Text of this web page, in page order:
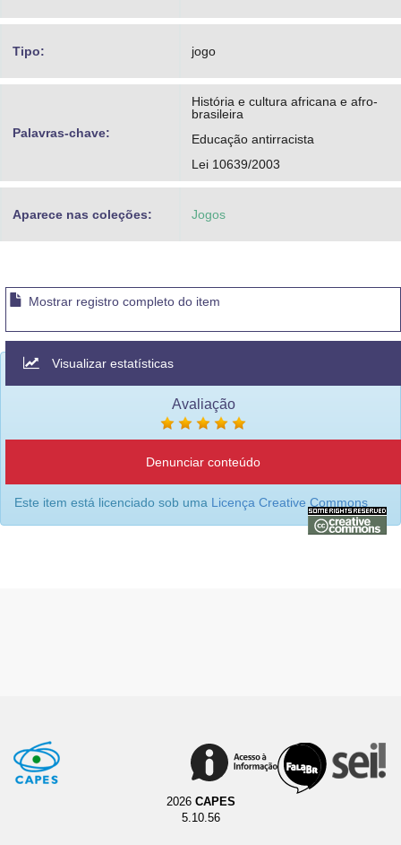
Tipo: jogo
Palavras-chave:
História e cultura africana e afro-
brasileira
Educação antirracista
Lei 10639/2003
Aparece nas coleções: Jogos
Mostrar registro completo do item
Visualizar estatísticas
Avaliação
Denunciar conteúdo
Este item está licenciado sob uma Licença Creative Commons
2026 CAPES
5.10.56